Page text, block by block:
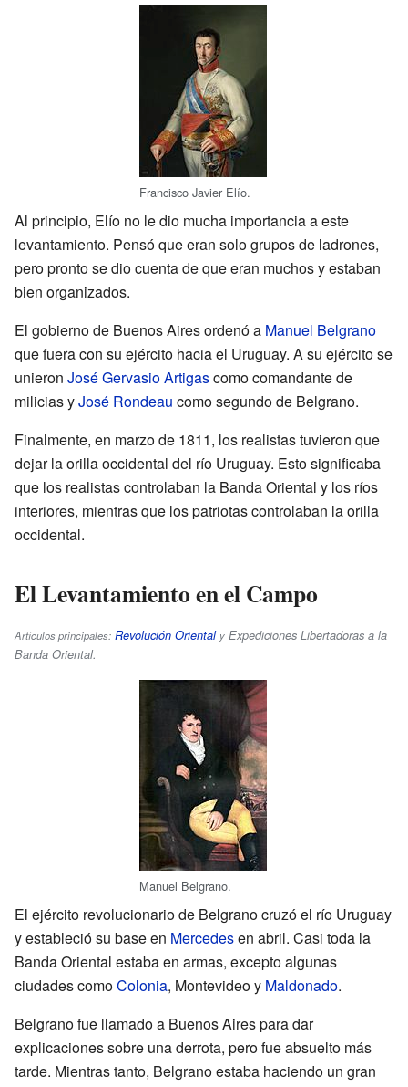
Francisco Javier Elío.
Al principio, Elío no le dio mucha importancia a este
levantamiento. Pensó que eran solo grupos de ladrones,
pero pronto se dio cuenta de que eran muchos y estaban
bien organizados.
El gobierno de Buenos Aires ordenó a Manuel Belgrano
que fuera con su ejército hacia el Uruguay. A su ejército se
unieron José Gervasio Artigascomo comandante de
milicias yJosé Rondeau como segundo de Belgrano.
Finalmente, en marzo de 1811, los realistas tuvieron que
dejar la orilla occidental del río Uruguay. Esto significaba
que los realistas controlaban la Banda Oriental y los ríos
interiores, mientras que los patriotas controlaban la orilla
occidental.
El Levantamiento en el Campo
Artículos principales: Revolución Oriental y Expediciones Libertadoras a la
Banda Oriental.
Manuel Belgrano.
El ejército revolucionario de Belgrano cruzó el río Uruguay
y estableció su base en Mercedesen abril. Casi toda la
Banda Oriental estaba en armas, excepto algunas
ciudades comoColonia, Montevideo y Maldonado.
Belgrano fue llamado a Buenos Aires para dar
explicaciones sobre una derrota, pero fue absuelto más
tarde. Mientras tanto, Belgrano estaba haciendo un gran